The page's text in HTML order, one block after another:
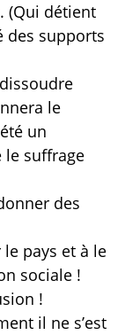
(Qui détient
des supports
le
un
le suffrage
des
pays et à le
sociale !
!
il ne s’est